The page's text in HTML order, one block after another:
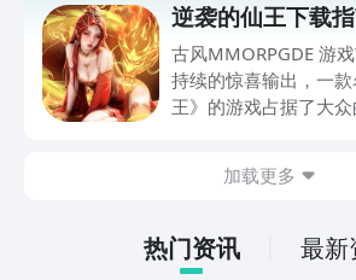
在2026年8月7号开启
游戏的热度再次节节攀
方分享了凡应的最新预
游戏未正式上线，但
不能错过！
逆袭的仙王下载
古风MMORPGDE 游
持续的惊喜输出，一
王》的游戏占据了大
下载方法超级简单！
豌豆荚APP上就能够解
会！想体验的游戏达人
加载更多
热门资讯 最新